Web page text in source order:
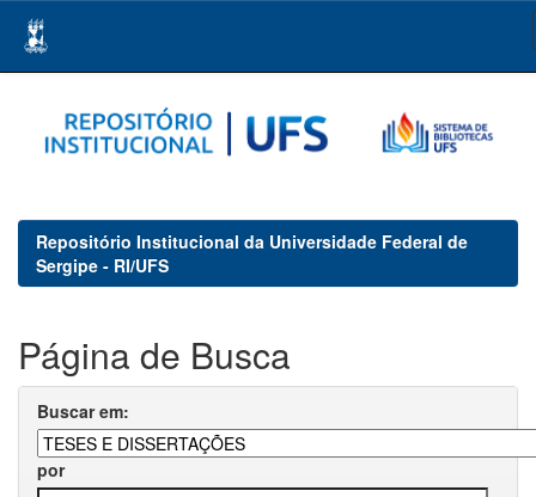
navigation
Repositório Institucional da Universidade Federal de
Sergipe - RI/UFS
Página de Busca
Buscar em:
por